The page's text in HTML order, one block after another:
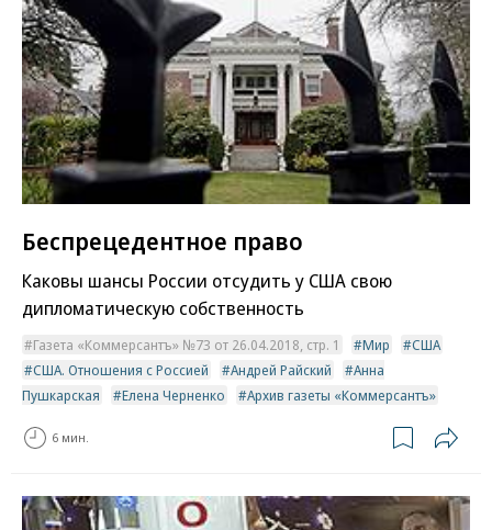
Беспрецедентное право
Каковы шансы России отсудить у США свою
дипломатическую собственность
Газета «Коммерсантъ» №73 от 26.04.2018, стр. 1 Мир
США
США. Отношения с Россией
Андрей Райский
Анна
Пушкарская
Елена Черненко Архив газеты «Коммерсантъ»
6 мин.